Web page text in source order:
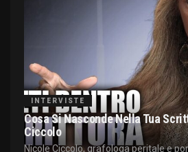
INTERVISTE
Cosa Si Nasconde Nella Tua
Ciccolo
Nicole Ciccolo, grafologa peritale e